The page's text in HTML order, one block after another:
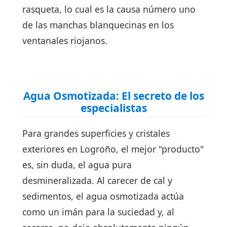
rasqueta, lo cual es la causa número uno
de las manchas blanquecinas en los
ventanales riojanos.
Agua Osmotizada: El secreto de los
especialistas
Para grandes superficies y cristales
exteriores en Logroño, el mejor "producto"
es, sin duda, el agua pura
desmineralizada. Al carecer de cal y
sedimentos, el agua osmotizada actúa
como un imán para la suciedad y, al